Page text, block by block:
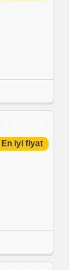
En iyi fiyat